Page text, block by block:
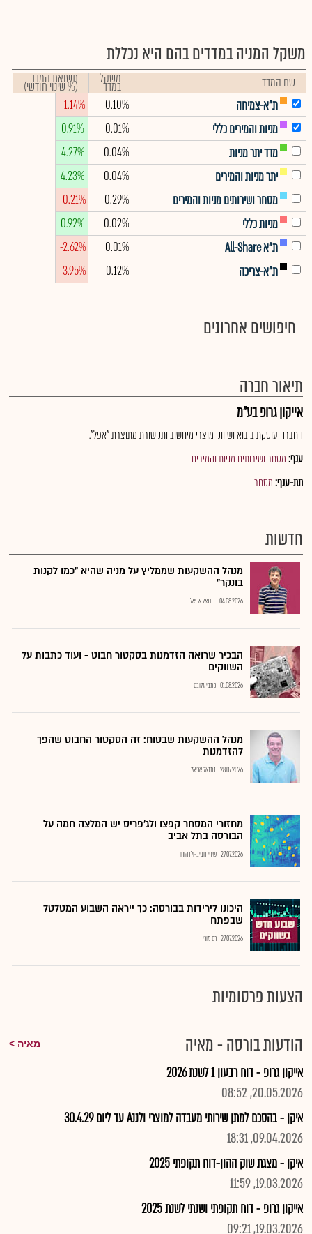
משקל המניה במדדים בהם היא נכללת
שם המדד משקל
במדד תשואת המדד
(% שינוי חודשי)
ת"א-צמיחה
0.10%
-1.14%
מניות והמירים כללי
0.01%
0.91%
מדד יתר מניות
0.04%
4.27%
יתר מניות והמירים
0.04%
4.23%
מסחר ושירותים מניות והמירים
0.29%
-0.21%
מניות כללי
0.02%
0.92%
ת"א All-Share
0.01%
-2.62%
ת"א-צריכה
0.12%
-3.95%
חיפושים אחרונים
תיאור חברה
אייקון גרופ בע"מ
החברה עוסקת ביבוא ושיווק מוצרי מיחשוב ותקשורת מתוצרת "אפל".
ענף:מסחר ושירותים מניות והמירים
תת-ענף:מסחר
חדשות
מנהל ההשקעות שממליץ על מניה שהיא "כמו לקנות
בונקר"
04.08.2026 נתנאל אריאל
הבכיר שרואה הזדמנות בסקטור חבוט - ועוד כתבות על
השווקים
01.08.2026 כתבי גלובס
מנהל ההשקעות שבטוח: זה הסקטור החבוט שהפך
להזדמנות
28.07.2026 נתנאל אריאל
מחזורי המסחר קפצו ולג'פריס יש המלצה חמה על
הבורסה בתל אביב
27.07.2026 שירי חביב-ולדהורן
היכונו לירידות בבורסה: כך ייראה השבוע המטלטל
שבפתח
27.07.2026 רם מורי
הצעות פרסומיות
הודעות בורסה - מאיה
מאיה
אייקון גרופ - דוח רבעון 1 לשנת 2026
20.05.2026, 08:52
איקן - בהסכם למתן שירותי מעבדה למוצרי ולננA עד ליום 30.4.29
09.04.2026, 18:31
איקן - מצגת שוק ההון-דוח תקופתי 2025
19.03.2026, 11:59
אייקון גרופ - דוח תקופתי ושנתי לשנת 2025
19.03.2026, 09:21